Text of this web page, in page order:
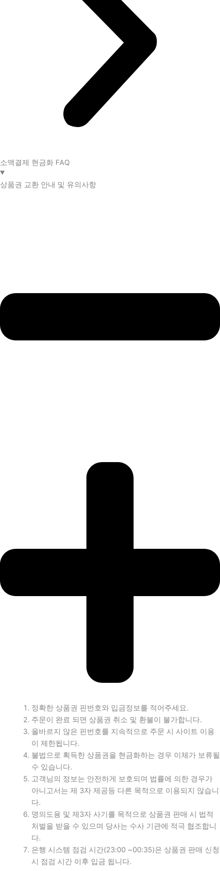
소액결제 현금화 FAQ​
상품권 교환 안내 및 유의사항
정확한 상품권 핀번호와 입금정보를 적어주세요.
주문이 완료 되면 상품권 취소 및 환불이 불가합니다.
올바르지 않은 핀번호를 지속적으로 주문 시 사이트 이용
이 제한됩니다.
불법으로 획득한 상품권을 현금화하는 경우 이체가 보류될
수 있습니다.
고객님의 정보는 안전하게 보호되며 법률에 의한 경우가
아니고서는 제 3자 제공등 다른 목적으로 이용되지 않습니
다.
명의도용 및 제3자 사기를 목적으로 상품권 판매 시 법적
처벌을 받을 수 있으며 당사는 수사 기관에 적극 협조합니
다.
은행 시스템 점검 시간(23:00 ~00:35)은 상품권 판매 신청
시 점검 시간 이후 입금 됩니다.